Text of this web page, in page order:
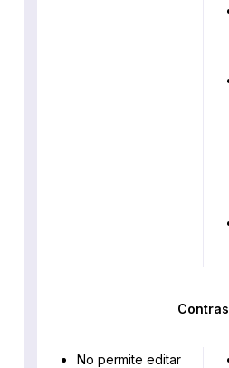
Contras
No permite editar